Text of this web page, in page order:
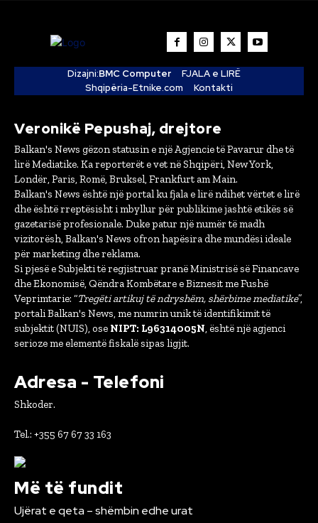
Dizajni:BMC Computer
FJALA e LIRË
Shqipëria-Etnike.com
Kontakti
Veronikë Pepushaj, drejtore
Balkan's News gëzon statusin e një Agjencie të Pavarur dhe të
lirë Mediatike. Ka reporterët e vet në Shqipëri, New York,
Londër, Paris, Romë, Bruksel, Frankfurt am Main.
Balkan's News është një portal ku fjala e lirë ndihet vërtet e lirë
dhe është rreptësisht i mbyllur për publikime jashtë etikës së
gazetarisë profesionale. Duke patur një numër të madh
vizitorësh, Balkan's News ofron hapësira dhe mundësi ideale
për marketing dhe reklama.
Si pjesë e Subjekti të regjistruar pranë Ministrisë së Financave
dhe Ekonomisë, Qëndra Kombëtare e Biznesit me Fushë
Veprimtarie: “Tregëti artikuj të ndryshëm, shërbime mediatike”,
portali Balkan's News, me numrin unik të identifikimit të
subjektit (NUIS), ose NIPT: L96314005N, është një agjenci
serioze me elementë fiskalë sipas ligjit.
Adresa - Telefoni
Shkoder.
Tel.: +355 67 67 33 163
Më të fundit
Ujërat e qeta – shëmbin edhe urat